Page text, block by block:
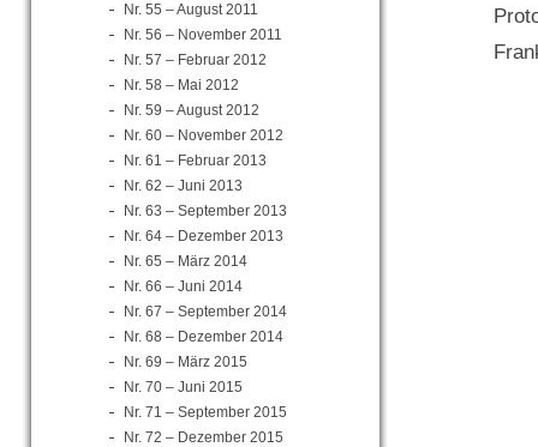
Nr. 55 – August 2011
Nr. 56 – November 2011
Nr. 57 – Februar 2012
Nr. 58 – Mai 2012
Nr. 59 – August 2012
Nr. 60 – November 2012
Nr. 61 – Februar 2013
Nr. 62 – Juni 2013
Nr. 63 – September 2013
Nr. 64 – Dezember 2013
Nr. 65 – März 2014
Nr. 66 – Juni 2014
Nr. 67 – September 2014
Nr. 68 – Dezember 2014
Nr. 69 – März 2015
Nr. 70 – Juni 2015
Nr. 71 – September 2015
Nr. 72 – Dezember 2015